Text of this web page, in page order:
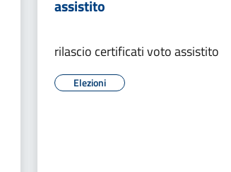
assistito
rilascio certificati voto assistito
Elezioni